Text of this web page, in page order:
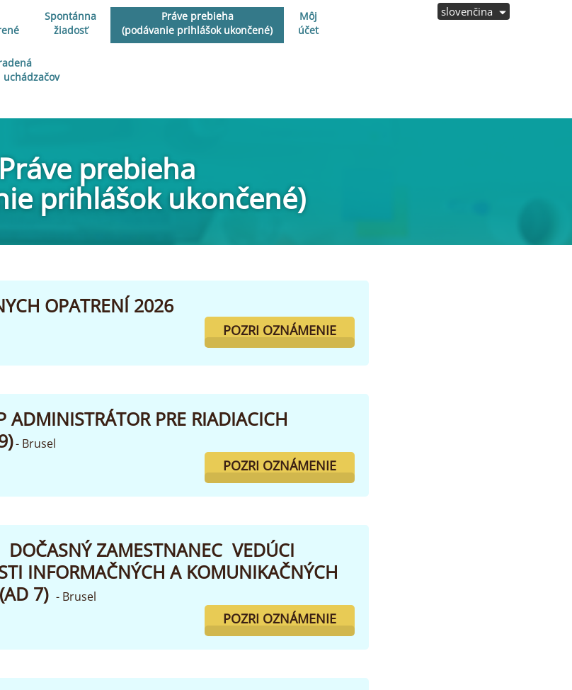
Spontánna
žiadosť
Práve prebieha
(podávanie prihlášok ukončené)
Môj
účet
slovenčina
Práve prebieha
prihlášok ukončené)
OPATRENÍ 2026
POZRI OZNÁMENIE
PRE RIADIACICH
- Brusel
POZRI OZNÁMENIE
ZAMESTNANEC VEDÚCI
INFORMAČNÝCH A KOMUNIKAČNÝCH
7) - Brusel
POZRI OZNÁMENIE